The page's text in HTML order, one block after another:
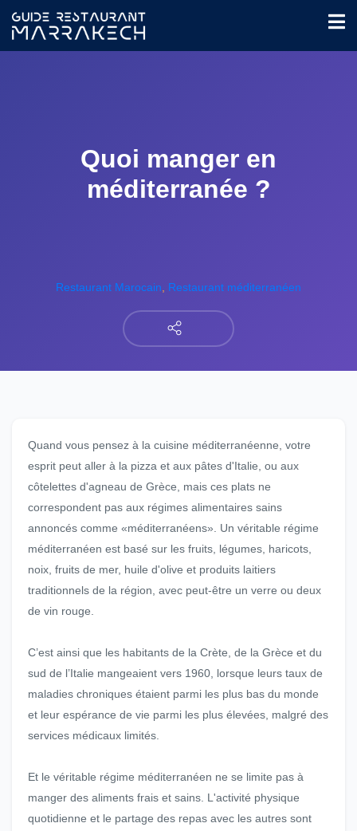
Quoi manger en
méditerranée ?
Restaurant Marocain Restaurant méditerranéen
Quand vous pensez à la cuisine méditerranéenne, votre
esprit peut aller à la pizza et aux pâtes d'Italie, ou aux
côtelettes d'agneau de Grèce, mais ces plats ne
correspondent pas aux régimes alimentaires sains
annoncés comme «méditerranéens». Un véritable régime
méditerranéen est basé sur les fruits, légumes, haricots,
noix, fruits de mer, huile d'olive et produits laitiers
traditionnels de la région, avec peut-être un verre ou deux
de vin rouge.
C’est ainsi que les habitants de la Crète, de la Grèce et du
sud de l’Italie mangeaient vers 1960, lorsque leurs taux de
maladies chroniques étaient parmi les plus bas du monde
et leur espérance de vie parmi les plus élevées, malgré des
services médicaux limités.
Et le véritable régime méditerranéen ne se limite pas à
manger des aliments frais et sains. L'activité physique
quotidienne et le partage des repas avec les autres sont